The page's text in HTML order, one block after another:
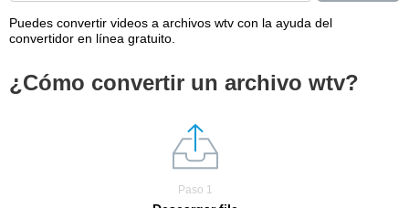
Puedes convertir videos a archivos wtv con la ayuda del
convertidor en línea gratuito.
¿Cómo convertir un archivo wtv?
Paso 1